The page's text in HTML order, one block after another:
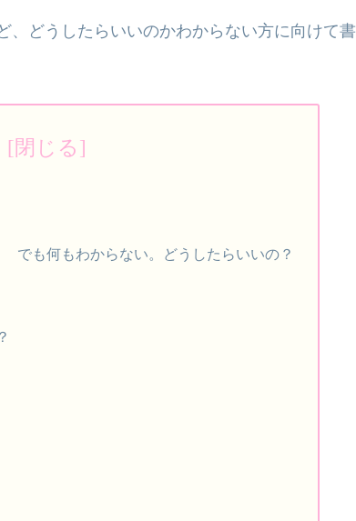
、どうしたらいいのかわからない方に向けて書
でも何もわからない。どうしたらいいの？